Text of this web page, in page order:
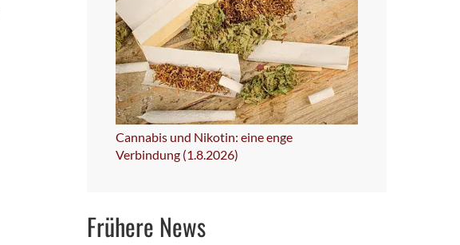
Cannabis und Nikotin: eine enge
Verbindung (1.8.2026)
Frühere News